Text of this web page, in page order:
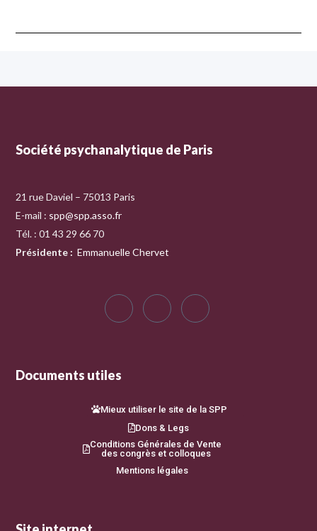
Société psychanalytique de Paris
21 rue Daviel – 75013 Paris
E-mail : spp@spp.asso.fr
Tél. : 01 43 29 66 70
Présidente : Emmanuelle Chervet
Documents utiles
Mieux utiliser le site de la SPP
Dons & Legs
Conditions Générales de Vente
des congrès et colloques
Mentions légales